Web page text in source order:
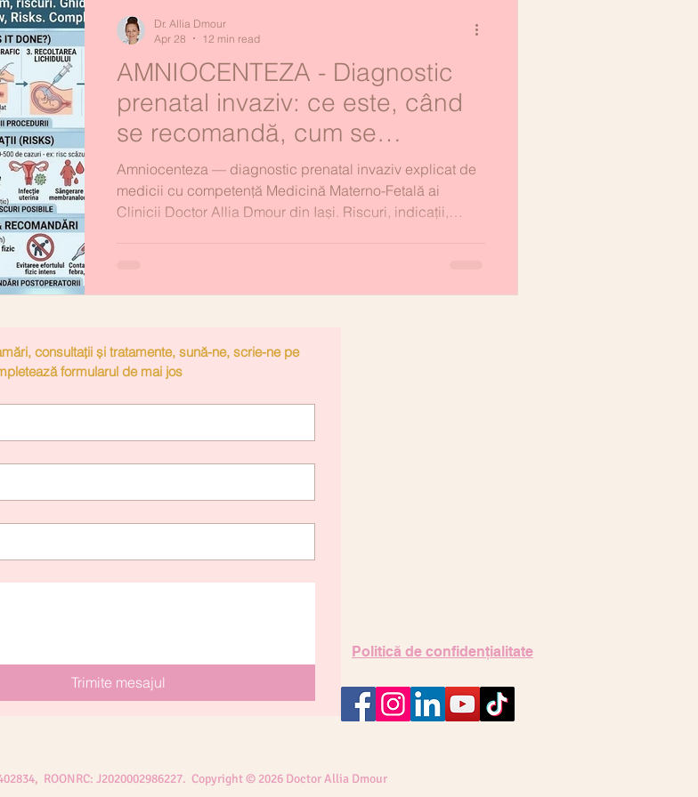
AMNIOCENTEZA - Diagnostic
prenatal invaziv: ce este, când
se recomandă, cum se
efectuează și ce riscuri implică
Amniocenteza — diagnostic prenatal invaziv explicat de
medicii cu competență Medicină Materno-Fetală ai
Clinicii Doctor Allia Dmour din Iași. Riscuri, indicații,
Dr. Allia Dmour
Apr 28
12 min read
Politică de confidențialitate
consultații și tratamente, sună-ne, scrie-ne pe
formularul de mai jos
Trimite mesajul
ROONRC: J2020002986227. Copyright © 2026 Doctor Allia Dmour